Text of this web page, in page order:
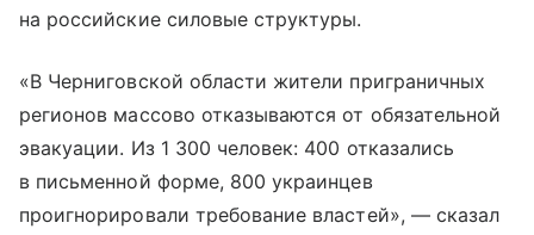
на российские силовые структуры.
«В Черниговской области жители приграничных
регионов массово отказываются от обязательной
эвакуации. Из 1 300 человек: 400 отказались
в письменной форме, 800 украинцев
проигнорировали требование властей», — сказал